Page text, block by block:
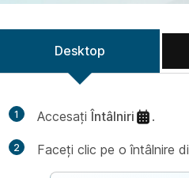
Desktop
1 Accesați Întâlniri .
2 Faceți clic pe o întâlnire